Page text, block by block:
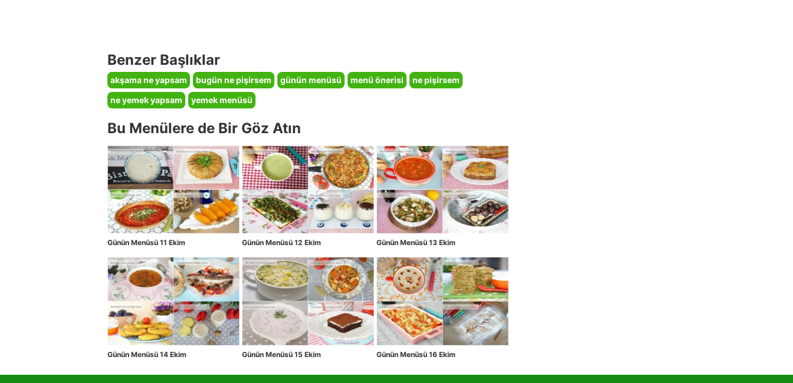
Benzer Başlıklar
akşama ne yapsam bugün ne pişirsem günün menüsü menü önerisi
ne pişirsem
ne yemek yapsam
yemek menüsü
Bu Menülere de Bir Göz Atın
Günün Menüsü 11 Ekim Günün Menüsü 12 Ekim Günün Menüsü 13 Ekim
Günün Menüsü 14 Ekim Günün Menüsü 15 Ekim Günün Menüsü 16 Ekim